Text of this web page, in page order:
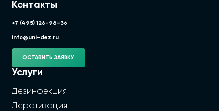
Контакты
+7 (495) 128-98-36
info@uni-dez.ru
ОСТАВИТЬ ЗАЯВКУ
Услуги
Дезинфекция
Дератизация